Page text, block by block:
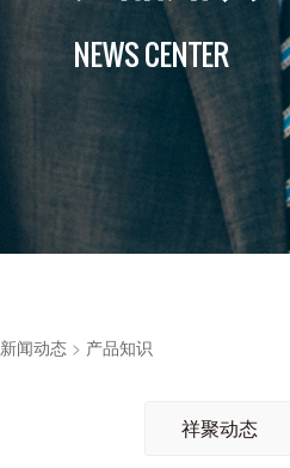
NEWS CENTER
新闻动态> 产品知识
祥聚动态